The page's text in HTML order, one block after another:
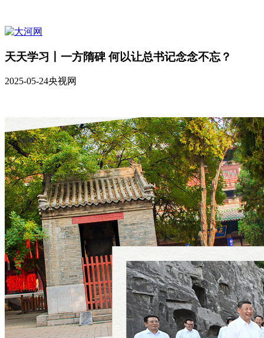
天天学习丨一方隋碑 何以让总书记念念不忘？
2025-05-24央视网